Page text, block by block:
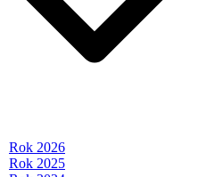
Rok 2026
Rok 2025